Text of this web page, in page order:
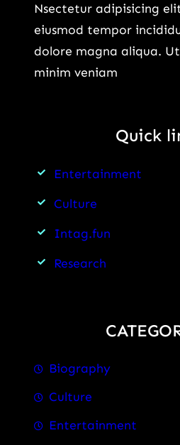
Nsectetur adipisicing
eiusmod tempor
dolore magna aliqua.
minim veniam
Quick
Entertainment
Culture
Intag.fun
Research
Biography
Culture
Entertainment